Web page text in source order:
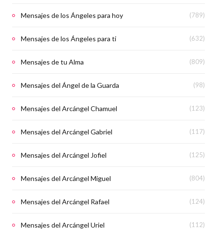
Mensajes de los Ángeles para hoy (789)
Mensajes de los Ángeles para ti (632)
Mensajes de tu Alma (809)
Mensajes del Ángel de la Guarda (98)
Mensajes del Arcángel Chamuel (123)
Mensajes del Arcángel Gabriel (117)
Mensajes del Arcángel Jofiel (125)
Mensajes del Arcángel Miguel (804)
Mensajes del Arcángel Rafael (124)
Mensajes del Arcángel Uriel (112)